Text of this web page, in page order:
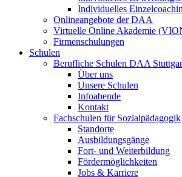
Individuelles
Onlineangebote der DAA
Virtuelle Online Akademie
Firmenschulungen
Schulen
Berufliche Schulen DAA
Über uns
Unsere Schulen
Infoabende
Kontakt
Fachschulen für Sozialpädagogik
Standorte
Ausbildungsgänge
Fort- und Weiterbildung
Fördermöglichkeiten
Jobs & Karriere